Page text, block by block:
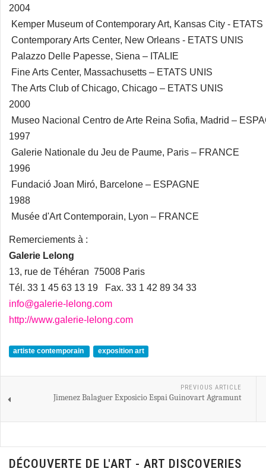
2004
Kemper Museum of Contemporary Art, Kansas City - ETATS
Contemporary Arts Center, New Orleans - ETATS UNIS
Palazzo Delle Papesse, Siena – ITALIE
Fine Arts Center, Massachusetts – ETATS UNIS
The Arts Club of Chicago, Chicago – ETATS UNIS
2000
Museo Nacional Centro de Arte Reina Sofia, Madrid –
1997
Galerie Nationale du Jeu de Paume, Paris – FRANCE
1996
Fundació Joan Miró, Barcelone – ESPAGNE
1988
Musée d'Art Contemporain, Lyon – FRANCE
Remerciements à :
Galerie Lelong
13, rue de Téhéran 75008 Paris
Tél. 33 1 45 63 13 19 Fax. 33 1 42 89 34 33
info@galerie-lelong.com
http://www.galerie-lelong.com
artiste contemporain exposition art
PREVIOUS ARTICLE
Jimenez Balaguer Exposicio Espai Guinovart Agramunt
DÉCOUVERTE DE L'ART - ART DISCOVERIES